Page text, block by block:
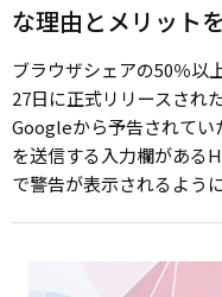
な理由とメリット
ブラウザシェアの50％以
27日に正式リリースされ
Googleから予告されてい
を送信する入力欄がある
で警告が表示されるよう